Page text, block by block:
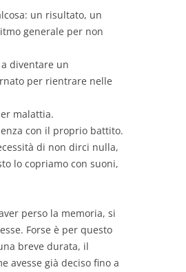
un risultato, un
generale per non
diventare un
per rientrare nelle
malattia.
con il proprio battito.
di non dirci nulla,
lo copriamo con suoni,
perso la memoria, si
Forse è per questo
breve durata, il
avesse già deciso fino a